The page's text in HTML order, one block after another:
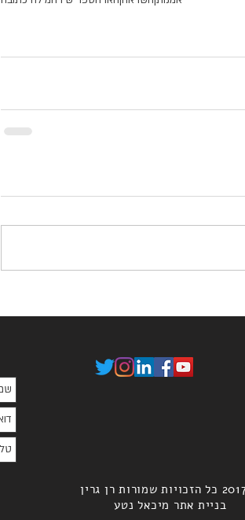
בניית אתר מיכאל נטע